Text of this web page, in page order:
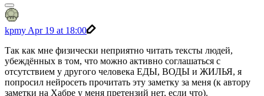
kpmy Apr 19 at 18:00
Так как мне физически неприятно читать тексты людей,
убеждённых в том, что можно активно соглашаться с
отсутствием у другого человека ЕДЫ, ВОДЫ и ЖИЛЬЯ, я
попросил нейросеть прочитать эту заметку за меня (к автору
заметки на Хабре у меня претензий нет, если что).